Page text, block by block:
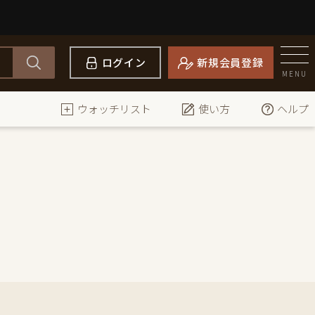
ログイン 新規会員登録
MENU
ウォッチリスト 使い方 ヘルプ